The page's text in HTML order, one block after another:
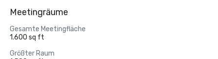
Meetingräume
Gesamte Meetingfläche
1.600 sq ft
Größter Raum